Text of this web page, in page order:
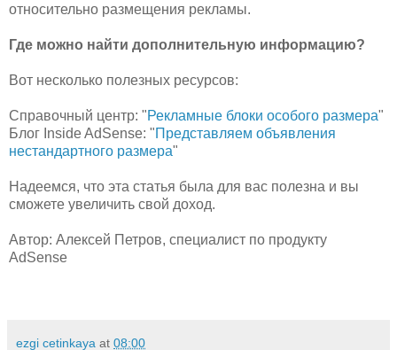
относительно размещения рекламы.
Где можно найти дополнительную информацию?
Вот несколько полезных ресурсов:
Справочный центр: "Рекламные блоки особого размера"
Блог Inside AdSense: "Представляем объявления
нестандартного размера"
Надеемся, что эта статья была для вас полезна и вы
сможете увеличить свой доход.
Автор: Алексей Петров, специалист по продукту
AdSense
ezgi cetinkaya at 08:00